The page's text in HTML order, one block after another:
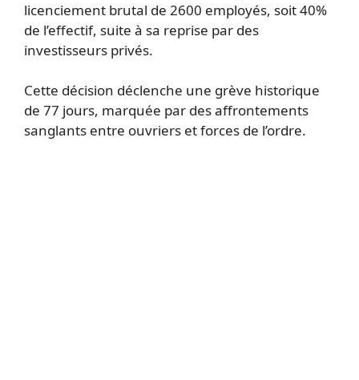
licenciement brutal de 2600 employés, soit 40%
de l’effectif, suite à sa reprise par des
investisseurs privés.
Cette décision déclenche une grève historique
de 77 jours, marquée par des affrontements
sanglants entre ouvriers et forces de l’ordre.